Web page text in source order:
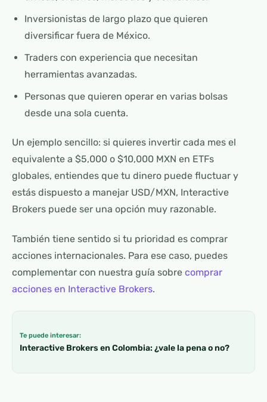
Inversionistas de largo plazo que quieren
diversificar fuera de México.
Traders con experiencia que necesitan
herramientas avanzadas.
Personas que quieren operar en varias bolsas
desde una sola cuenta.
Un ejemplo sencillo: si quieres invertir cada mes el
equivalente a $5,000 o $10,000 MXN en ETFs
globales, entiendes que tu dinero puede fluctuar y
estás dispuesto a manejar USD/MXN, Interactive
Brokers puede ser una opción muy razonable.
También tiene sentido si tu prioridad es comprar
acciones internacionales. Para ese caso, puedes
complementar con nuestra guía sobre comprar
acciones en Interactive Brokers.
Te puede interesar:
Interactive Brokers en Colombia: ¿vale la pena o no?